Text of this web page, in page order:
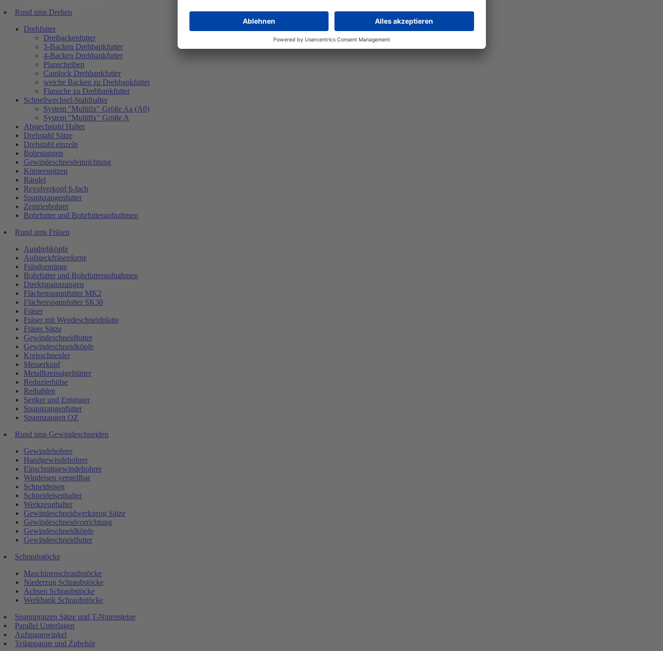
Rund ums Drehen
Drehfutter
Dreibackenfutter
3-Backen Drehbankfutter
4-Backen Drehbankfutter
Planscheiben
Camlock Drehbankfutter
weiche Backen zu Drehbankfutter
Flansche zu Drehbankfutter
Schnellwechsel-Stahlhalter
System "Multifix" Größe Aa (A0)
System "Multifix" Größe A
Abstechstahl Halter
Drehstahl Sätze
Drehstahl einzeln
Bohrstangen
Gewindeschneideinrichtung
Körnerspitzen
Rändel
Revolverkopf 6-fach
Spannzangenfutter
Zentrierbohrer
Bohrfutter und Bohrfutteraufnahmen
Rund ums Fräsen
Ausdrehköpfe
Aufsteckfräserdorne
Fräsdornringe
Bohrfutter und Bohrfutteraufnahmen
Direktspannzangen
Flächenspannfutter MK2
Flächenspannfutter SK30
Fräser
Fräser mit Wendeschneidplatte
Fräser Sätze
Gewindeschneidfutter
Gewindeschneidköpfe
Kreisschneider
Messerkopf
Metallkreissägeblätter
Reduzierhülse
Reibahlen
Senker und Entgrater
Spannzangenfutter
Spannzangen OZ
Rund ums Gewindeschneiden
Gewindebohrer
Handgewindebohrer
Einschnittgewindebohrer
Windeisen verstellbar
Schneideisen
Schneideisenhalter
Werkzeughalter
Gewindeschneidwerkzeug Sätze
Gewindeschneidvorrichtung
Gewindeschneidköpfe
Gewindeschneidfutter
Schraubstöcke
Maschinenschraubstöcke
Niederzug Schraubstöcke
Achsen Schraubstöcke
Werkbank Schraubstöcke
Spannpratzen Sätze und T-Nutensteine
Parallel Unterlagen
Aufspannwinkel
Teilapparate und Zubehör